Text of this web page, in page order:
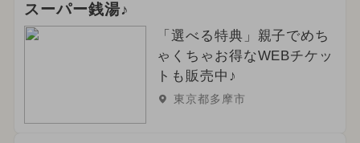
スーパー銭湯♪
「選べる特典」親子でめち
ゃくちゃお得なWEBチケッ
トも販売中♪
東京都多摩市